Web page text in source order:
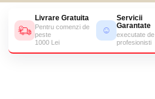
Livrare Gratuita
Pentru comenzi de
peste
1000 Lei
☺
Servicii
Garantate
executate de
profesionisti